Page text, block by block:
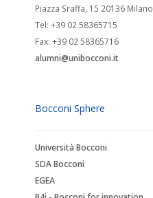
Piazza Sraffa, 15 20136 Milano
Tel: +39 02 58365715
Fax: +39 02 58365716
alumni@unibocconi.it
Bocconi Sphere
Università Bocconi
SDA Bocconi
EGEA